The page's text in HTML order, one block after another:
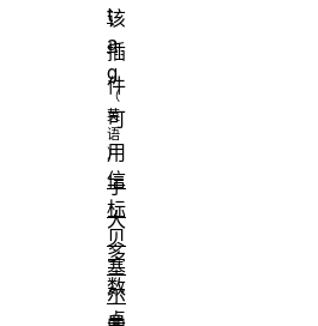
该
插
件
可
用
于
大
多
数
桌
t
a
g
信
标
贝
塞
尔